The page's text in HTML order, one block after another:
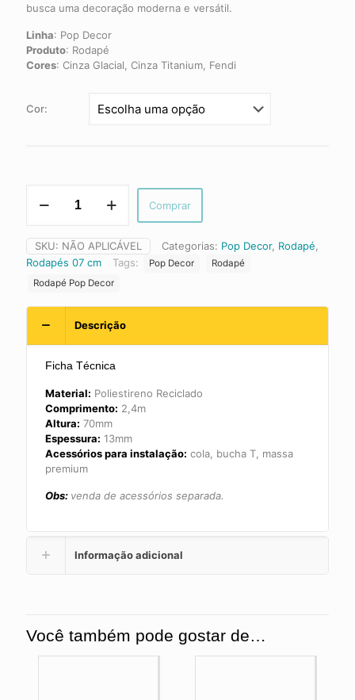
busca uma decoração moderna e versátil.
Linha: Pop Decor
Produto: Rodapé
Cores: Cinza Glacial, Cinza Titanium, Fendi
Cor:
Pop
–
7cm
|
451
Luzia
quantidade
Comprar
SKU: NÃO APLICÁVEL Categorias: Pop Decor, Rodapé
Rodapés 07 cm
Tags: Pop Decor
Rodapé
Rodapé Pop Decor
Descrição
Ficha Técnica
Material: Poliestireno Reciclado
Comprimento: 2,4m
Altura: 70mm
Espessura: 13mm
Acessórios para instalação: cola, bucha T, massa
premium
Obs: venda de acessórios separada.
Informação adicional
Você também pode gostar de…